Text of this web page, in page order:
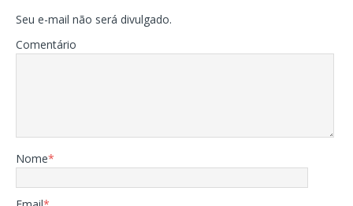
Seu e-mail não será divulgado.
Comentário
Nome*